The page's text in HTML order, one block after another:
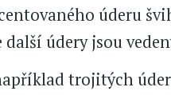
úderu
další údery jsou
trojitých